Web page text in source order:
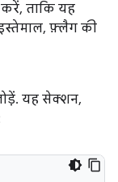
ताकि यह
फ़्लैग की
यह सेक्शन,